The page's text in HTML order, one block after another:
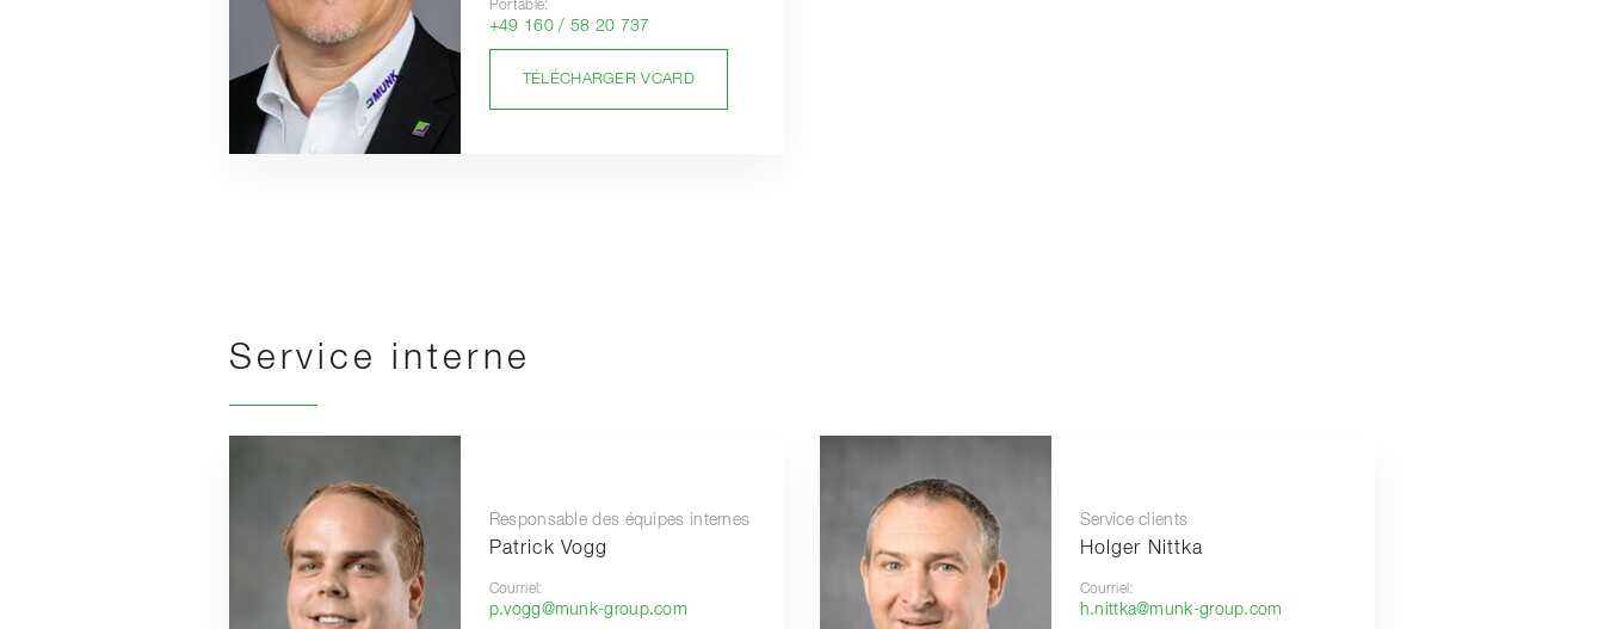
Portable:
+49 160 / 58 20 737
TÉLÉCHARGER VCARD
Service interne
Responsable des équipes internes
Patrick Vogg
Courriel:
p.vogg@munk-group.com
Service clients
Holger Nittka
Courriel:
h.nittka@munk-group.com